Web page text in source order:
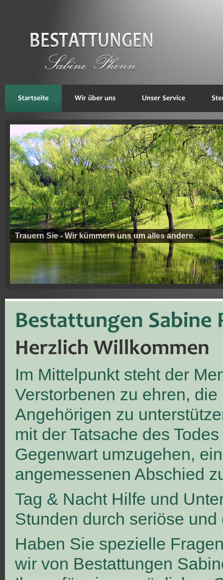
Trauern Sie - Wir kümmern uns um alles andere.
Im Mittelpunkt steht der
Verstorbenen zu ehren, die
Angehörigen zu
mit der Tatsache des
Gegenwart umzugehen,
angemessenen Abschied
Tag & Nacht Hilfe und
Stunden durch seriöse
Haben Sie spezielle
wir von Bestattungen